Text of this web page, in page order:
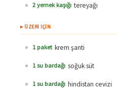
2 yemek kaşığı tereyağı
▸ ÜZERİ İÇİN
1 paket krem şanti
1 su bardağı soğuk süt
1 su bardağı hindistan cevizi